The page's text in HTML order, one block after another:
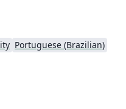
Portuguese (Brazilian)